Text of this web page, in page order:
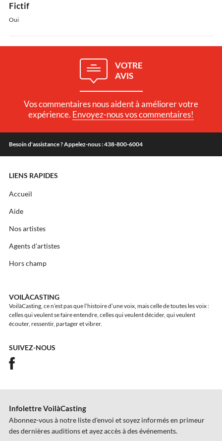
Fictif
Oui
VOTRE
AVIS
Vos commentaires nous aident à améliorer votre
expérience. Envoyez-nous vos commentaires!
Besoin d'assistance ? Appelez-nous : 438-800-6004
LIENS RAPIDES
Accueil
Aide
Nos artistes
Agents d'artistes
Hors champ
VOILÀCASTING
VoilàCasting, ce n’est pas que l’histoire d’une voix, mais celle de toutes les voix :
celles qui veulent se faire entendre, celles qui veulent décider, qui veulent
écouter, ressentir, partager et vibrer.
SUIVEZ-NOUS
Infolettre VoilàCasting
Abonnez-vous à notre liste d'envoi et soyez informés en primeur
des dernières auditions et ayez accès à des événements.